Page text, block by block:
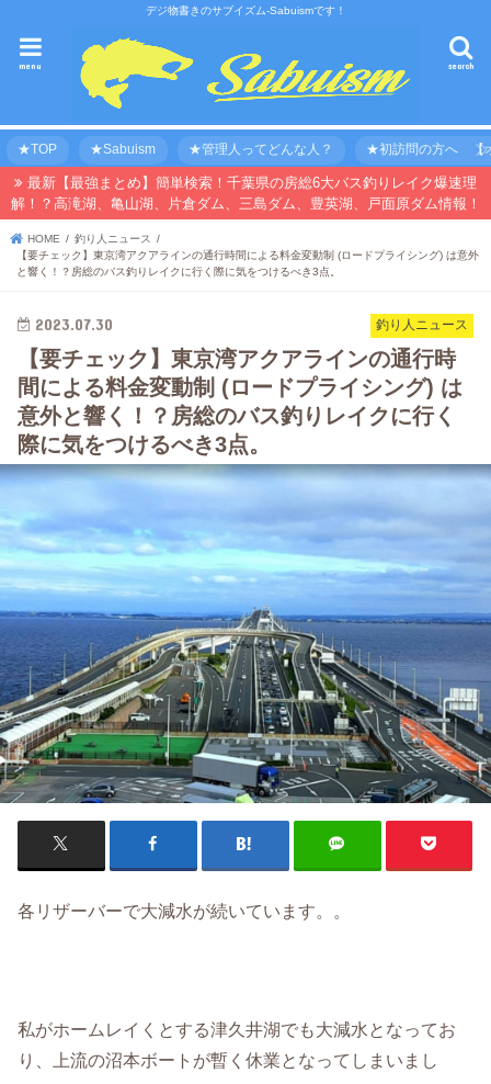
デジ物書きのサブイズム-Sabuismです！
search
menu
★TOP ★Sabuism ★管理人ってどんな人？ ★初訪問の方へ 【
最新【最強まとめ】簡単検索！千葉県の房総6大バス釣りレイク爆速理
解！？高滝湖、亀山湖、片倉ダム、三島ダム、豊英湖、戸面原ダム情報！
HOME
釣り人ニュース
【要チェック】東京湾アクアラインの通行時間による料金変動制 (ロードプライシング) は意外
と響く！？房総のバス釣りレイクに行く際に気をつけるべき3点。
釣り人ニュース
2023.07.30
【要チェック】東京湾アクアラインの通行時
間による料金変動制 (ロードプライシング) は
意外と響く！？房総のバス釣りレイクに行く
際に気をつけるべき3点。
各リザーバーで大減水が続いています。。
私がホームレイくとする津久井湖でも大減水となってお
り、上流の沼本ボートが暫く休業となってしまいまし